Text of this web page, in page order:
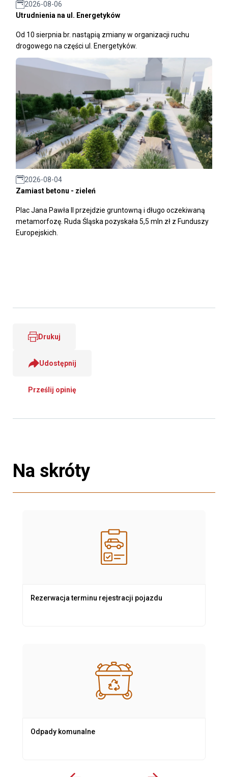
2026-08-06
Utrudnienia na ul. Energetyków
Od 10 sierpnia br. nastąpią zmiany w organizacji ruchu
drogowego na części ul. Energetyków.
2026-08-04
Zamiast betonu - zieleń
Plac Jana Pawła II przejdzie gruntowną i długo oczekiwaną
metamorfozę. Ruda Śląska pozyskała 5,5 mln zł z Funduszy
Europejskich.
Drukuj
Udostępnij
Prześlij opinię
Na skróty
Rezerwacja terminu rejestracji pojazdu
Odpady komunalne